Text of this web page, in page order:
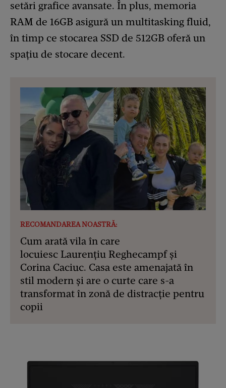
setări grafice avansate. În plus, memoria
RAM de 16GB asigură un multitasking fluid,
în timp ce stocarea SSD de 512GB oferă un
spațiu de stocare decent.
RECOMANDAREA NOASTRĂ:
Cum arată vila în care
locuiesc Laurențiu Reghecampf și
Corina Caciuc. Casa este amenajată în
stil modern și are o curte care s-a
transformat în zonă de distracție pentru
copii